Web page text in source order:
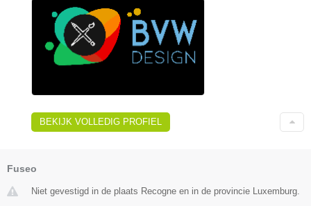
BEKIJK VOLLEDIG PROFIEL
Fuseo
Niet gevestigd in de plaats Recogne en in de provincie Luxemburg.